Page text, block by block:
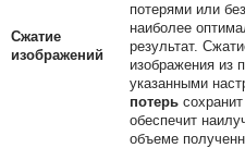
Сжатие
изображений
потерями или
наиболее
результат.
изображения из
указанными
потерь
обеспечит
объеме